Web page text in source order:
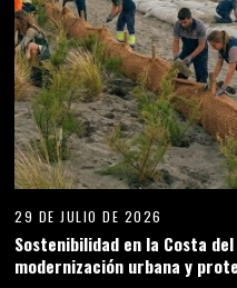
29 DE JULIO DE 2026
Sostenibilidad en la Costa
modernización urbana y